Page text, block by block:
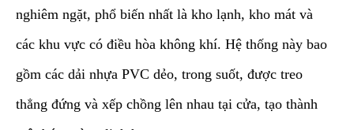
nghiêm ngặt, phổ biến nhất là kho lạnh, kho mát và
các khu vực có điều hòa không khí. Hệ thống này bao
gồm các dải nhựa PVC dẻo, trong suốt, được treo
thẳng đứng và xếp chồng lên nhau tại cửa, tạo thành